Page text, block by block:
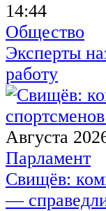
14:44
Общество
Эксперты
работу
Августа
Парламент
Свищёв:
—